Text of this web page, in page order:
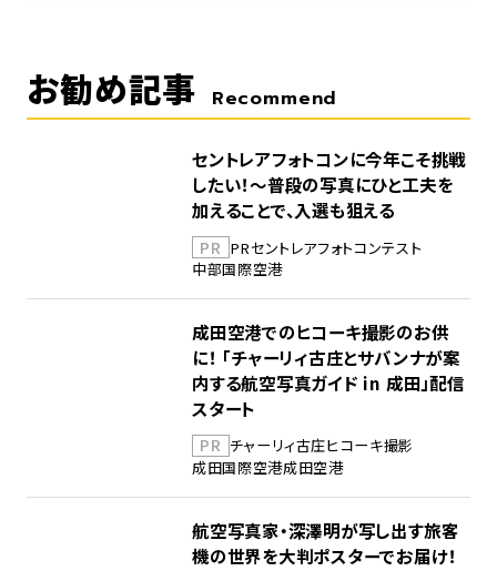
お勧め記事 Recommend
セントレアフォトコンに今年こそ挑戦
したい！～普段の写真にひと工夫を
加えることで、入選も狙える
PR PRセントレアフォトコンテスト
中部国際空港
成田空港でのヒコーキ撮影のお供
に！ 「チャーリィ古庄とサバンナが案
内する航空写真ガイド in 成田」配信
スタート
PR チャーリィ古庄ヒコーキ撮影
成田国際空港成田空港
航空写真家・深澤明が写し出す旅客
機の世界を大判ポスターでお届け！